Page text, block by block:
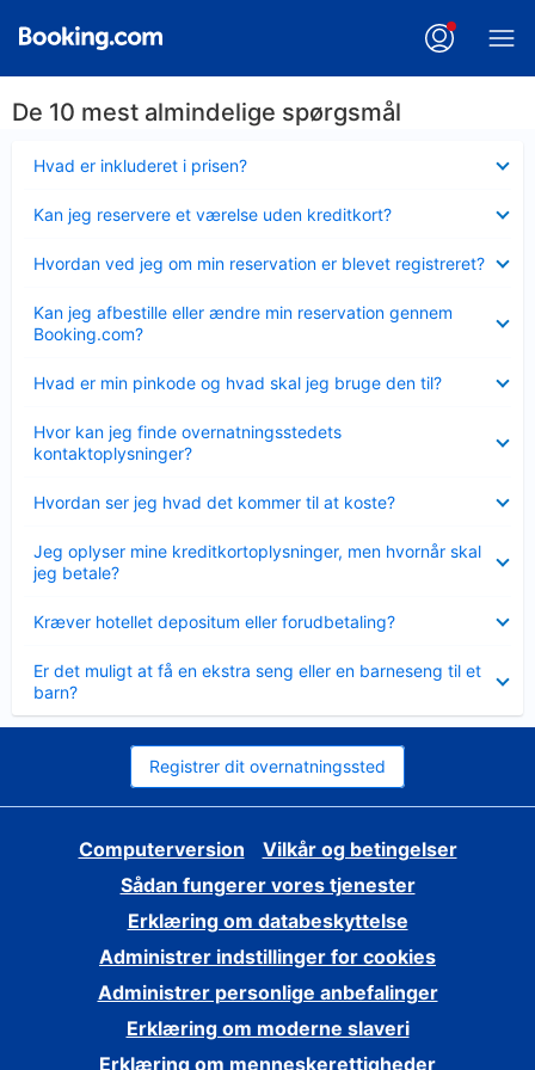
De 10 mest almindelige spørgsmål
Hvad er inkluderet i prisen?
Kan jeg reservere et værelse uden kreditkort?
Hvordan ved jeg om min reservation er blevet registreret?
Kan jeg afbestille eller ændre min reservation gennem
Booking.com?
Hvad er min pinkode og hvad skal jeg bruge den til?
Hvor kan jeg finde overnatningsstedets
kontaktoplysninger?
Hvordan ser jeg hvad det kommer til at koste?
Jeg oplyser mine kreditkortoplysninger, men hvornår skal
jeg betale?
Kræver hotellet depositum eller forudbetaling?
Er det muligt at få en ekstra seng eller en barneseng til et
barn?
Registrer dit overnatningssted
Computerversion
Vilkår og betingelser
Sådan fungerer vores tjenester
Erklæring om databeskyttelse
Administrer indstillinger for cookies
Administrer personlige anbefalinger
Erklæring om moderne slaveri
Erklæring om menneskerettigheder